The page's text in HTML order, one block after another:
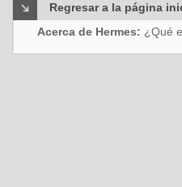
Regresar a la página
Acerca de Hermes: ¿Qué